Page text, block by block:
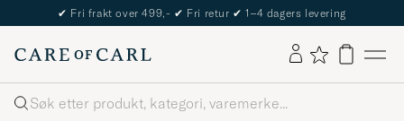
✔ Fri frakt over 499,- ✔ Fri retur ✔ 1–4 dagers levering
Søk